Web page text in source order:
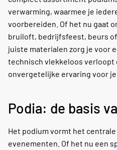
verwarming, waarmee je
voorbereiden. Of het nu gaat
bruiloft, bedrijfsfeest, beurs
juiste materialen zorg je voor
technisch vlekkeloos verloopt
onvergetelijke ervaring voor je
Podia: de basis
Het podium vormt het
evenementen. Of het nu een